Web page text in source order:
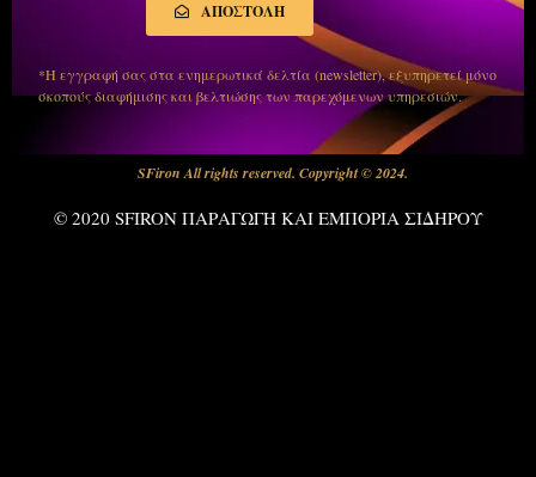
ΑΠΟΣΤΟΛΗ
*Η εγγραφή σας στα ενημερωτικά δελτία (newsletter), εξυπηρετεί μόνο
σκοπούς διαφήμισης και βελτιώσης των παρεχόμενων υπηρεσιών.
SFiron All rights reserved. Copyright © 2024.
© 2020 SFIRON ΠΑΡΑΓΩΓΗ ΚΑΙ ΕΜΠΟΡΙΑ ΣΙΔΗΡΟΥ